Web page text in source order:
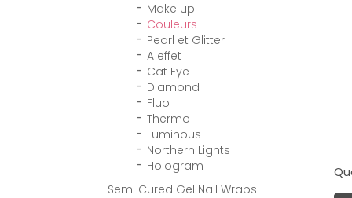
Make up
Couleurs
Pearl et Glitter
A effet
Cat Eye
Diamond
Fluo
Thermo
Luminous
Northern Lights
Hologram
Semi Cured Gel Nail Wraps